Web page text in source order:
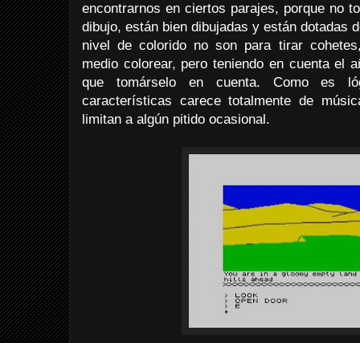
encontrarnos en ciertos parajes, porque no
dibujo, están bien dibujadas y están dotadas
nivel de colorido no son para tirar
medio colorear, pero teniendo en cuenta el
que tomárselo en cuenta. Como es
características carece totalmente de
limitan a algún pitido ocasional.